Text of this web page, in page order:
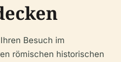
Besuch im
römischen historischen